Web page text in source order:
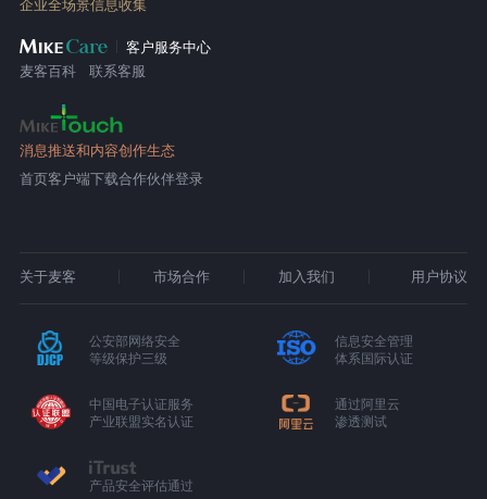
企业全场景信息收集
客户服务中心
麦客百科
联系客服
消息推送和内容创作生态
首页客户端下载合作伙伴登录
关于麦客 市场合作 加入我们 用户协议
公安部网络安全
等级保护三级
信息安全管理
体系国际认证
中国电子认证服务
产业联盟实名认证
通过阿里云
渗透测试
产品安全评估通过